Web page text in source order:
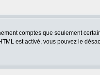
comptes que seulement
est activé, vous pouvez le